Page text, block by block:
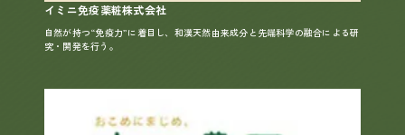
イミニ免疫薬粧株式会社
自然が持つ“免疫力”に着目し、和漢天然由来成分と先端科学の融合による研
究・開発を行う。